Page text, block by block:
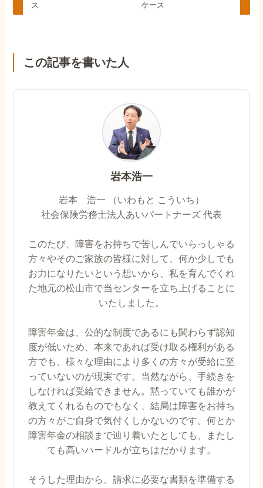
ス
ケース
この記事を書いた人
岩本浩一
岩本 浩一 （いわもと こういち）
社会保険労務士法人あいパートナーズ 代表
このたび、障害をお持ちで苦しんでいらっしゃる
方々やそのご家族の皆様に対して、何か少しでも
お力になりたいという想いから、私を育んでくれ
た地元の松山市で当センターを立ち上げることに
いたしました。
障害年金は、公的な制度であるにも関わらず認知
度が低いため、本来であれば受け取る権利がある
方でも、様々な理由により多くの方々が受給に至
っていないのが現実です。当然ながら、手続きを
しなければ受給できません。黙っていても誰かが
教えてくれるものでもなく、結局は障害をお持ち
の方々がご自身で気付くしかないのです。何とか
障害年金の相談まで辿り着いたとしても、またし
ても高いハードルが立ちはだかります。
そうした理由から、請求に必要な書類を準備する